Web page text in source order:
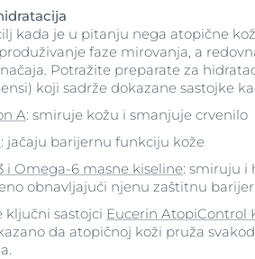
kada je u pitanju nega atopične
faze mirovanja, a
Potražite preparate za
koji sadrže dokazane sastojke
A: smiruje kožu i smanjuje crvenilo
: jačaju barijernu funkciju kože
i Omega-6 masne kiseline: smiruju i
obnavljajući njenu zaštitnu
ključni sastojci Eucerin AtopiControl
da atopičnoj koži pruža